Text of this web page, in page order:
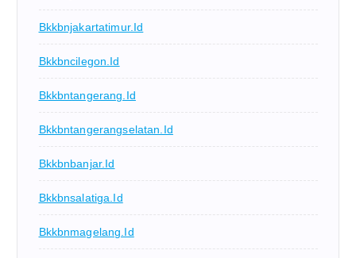
Bkkbnjakartatimur.id
Bkkbncilegon.id
Bkkbntangerang.id
Bkkbntangerangselatan.id
Bkkbnbanjar.id
Bkkbnsalatiga.id
Bkkbnmagelang.id